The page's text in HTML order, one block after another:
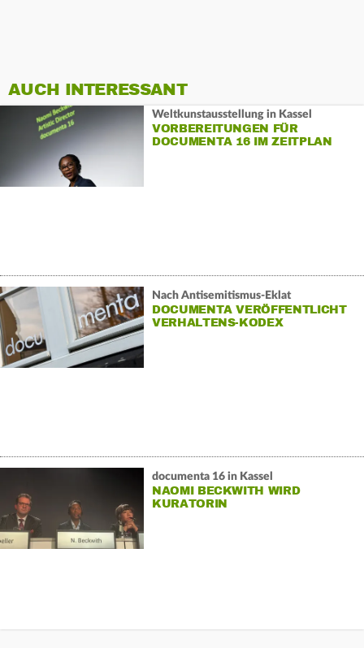
AUCH INTERESSANT
Weltkunstausstellung in Kassel
VORBEREITUNGEN FÜR
DOCUMENTA 16 IM ZEITPLAN
Nach Antisemitismus-Eklat
DOCUMENTA VERÖFFENTLICHT
VERHALTENS-KODEX
documenta 16 in Kassel
NAOMI BECKWITH WIRD
KURATORIN